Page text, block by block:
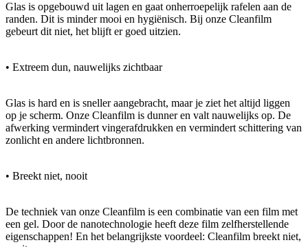
Glas is opgebouwd uit lagen en gaat onherroepelijk rafelen aan de
randen. Dit is minder mooi en hygiënisch. Bij onze Cleanfilm
gebeurt dit niet, het blijft er goed uitzien.
• Extreem dun, nauwelijks zichtbaar
Glas is hard en is sneller aangebracht, maar je ziet het altijd liggen
op je scherm. Onze Cleanfilm is dunner en valt nauwelijks op. De
afwerking vermindert vingerafdrukken en vermindert schittering van
zonlicht en andere lichtbronnen.
• Breekt niet, nooit
De techniek van onze Cleanfilm is een combinatie van een film met
een gel. Door de nanotechnologie heeft deze film zelfherstellende
eigenschappen! En het belangrijkste voordeel: Cleanfilm breekt niet,